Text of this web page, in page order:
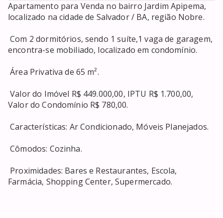
Apartamento para Venda no bairro Jardim Apipema,
localizado na cidade de Salvador / BA, região Nobre.
Com 2 dormitórios, sendo 1 suíte,1 vaga de garagem,
encontra-se mobiliado, localizado em condomínio.
Área Privativa de 65 m².
Valor do Imóvel R$ 449.000,00, IPTU R$ 1.700,00,
Valor do Condomínio R$ 780,00.
Características: Ar Condicionado, Móveis Planejados.
Cômodos: Cozinha.
Farmácia, Shopping Center, Supermercado.